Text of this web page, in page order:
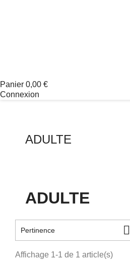
Panier 0,00 €
Connexion
ADULTE
ADULTE
Pertinence 
Affichage 1-1 de 1 article(s)